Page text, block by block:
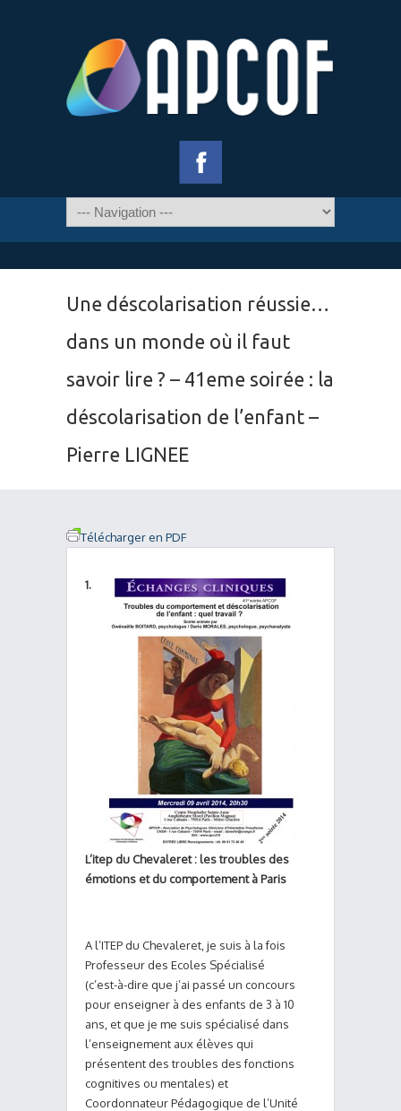
Une déscolarisation réussie…
dans un monde où il faut
savoir lire ? – 41eme soirée : la
déscolarisation de l’enfant –
Pierre LIGNEE
Télécharger en PDF
1.
L’itep du Chevaleret : les troubles des
émotions et du comportement à Paris
A l’ITEP du Chevaleret, je suis à la fois
Professeur des Ecoles Spécialisé
(c’est-à-dire que j’ai passé un concours
pour enseigner à des enfants de 3 à 10
ans, et que je me suis spécialisé dans
l’enseignement aux élèves qui
présentent des troubles des fonctions
cognitives ou mentales) et
Coordonnateur Pédagogique de l’Unité